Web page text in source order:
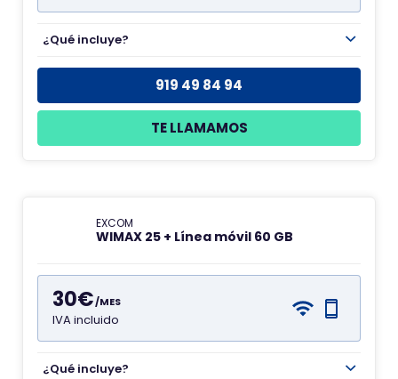
¿Qué incluye?
919 49 84 94
TE LLAMAMOS
EXCOM
WIMAX 25 + Línea móvil 60 GB
30€/MES
IVA incluido
¿Qué incluye?